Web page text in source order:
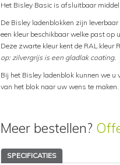
Het Bisley Basic is afsluitbaar
De Bisley ladenblokken zijn
een kleur beschikbaar welke past op
Deze zwarte kleur kent de RAL kleur
op: zilvergrijs is een gladlak coating.
Bij het Bisley ladenblok kunnen we u
van het blok naar uw wens te maken.
Meer bestellen?
SPECIFICATIES